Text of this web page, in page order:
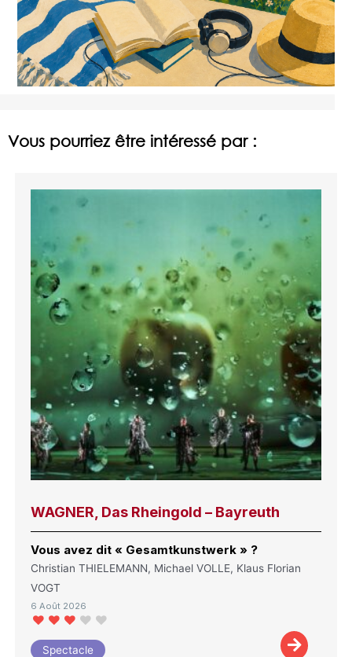
Vous pourriez être intéressé par :
WAGNER, Das Rheingold – Bayreuth
Vous avez dit « Gesamtkunstwerk » ?
Christian THIELEMANN, Michael VOLLE, Klaus Florian
VOGT
6 Août 2026
Spectacle